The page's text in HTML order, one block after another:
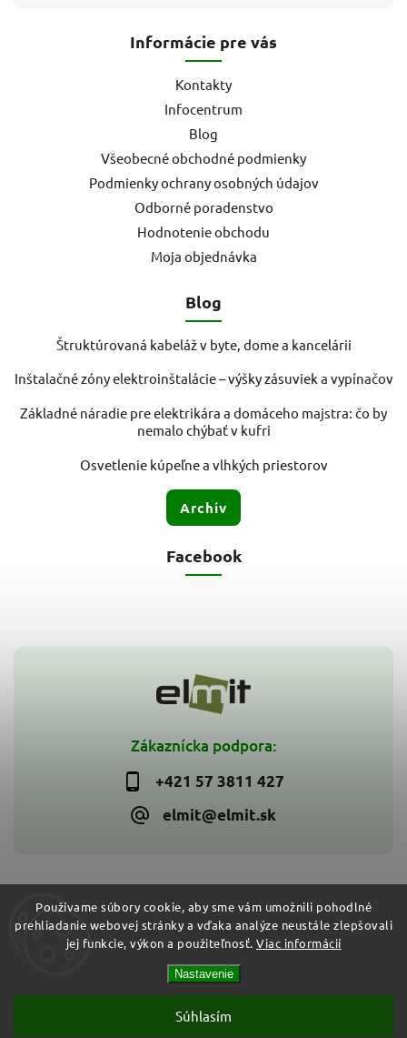
Používame súbory cookie, aby sme vám umožnili pohodlné
prehliadanie webovej stránky a vďaka analýze neustále zlepšovali
jej funkcie, výkon a použiteľnosť. Viac informácií
Nastavenie
Súhlasím
Zákaznícka podpora:
+421 57 3811 427
elmit@elmit.sk
Informácie pre vás
Kontakty
Infocentrum
Blog
Všeobecné obchodné podmienky
Podmienky ochrany osobných údajov
Odborné poradenstvo
Hodnotenie obchodu
Moja objednávka
Blog
Štruktúrovaná kabeláž v byte, dome a kancelárii
Inštalačné zóny elektroinštalácie – výšky zásuviek a vypínačov
Základné náradie pre elektrikára a domáceho majstra: čo by
nemalo chýbať v kufri
Osvetlenie kúpeľne a vlhkých priestorov
Archív
Facebook
Copyright 2026ELMIT - Elektroinštalačný materiál, svietidlá.
Všetky práva vyhradené.
Shoptet| Design